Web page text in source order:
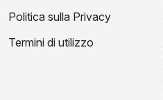
Politica sulla Privacy
Termini di utilizzo